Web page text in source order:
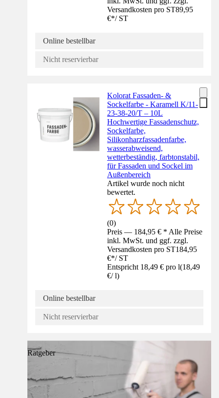
Versandkosten pro ST89,95
€*/ ST
Online bestellbar
Nicht reservierbar
Kolorat Fassaden- &
Sockelfarbe - Karamell K/11-
23-38-20/T – 10L
Hochwertige Fassadenschutz,
Sockelfarbe,
Silikonharzfassadenfarbe,
wasserabweisend,
wetterbeständig, farbtonstabil,
für Fassaden und Sockel im
Außenbereich
Artikel wurde noch nicht
bewertet.
(0)
Preis — 184,95 € * Alle Preise
inkl. MwSt. und ggf. zzgl.
Versandkosten pro ST184,95
€*/ ST
Entspricht 18,49 € pro l(18,49
€/ l)
Online bestellbar
Nicht reservierbar
Ratgeber